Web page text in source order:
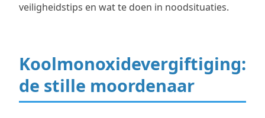
veiligheidstips en wat te doen in noodsituaties.
Koolmonoxidevergiftiging:
de stille moordenaar